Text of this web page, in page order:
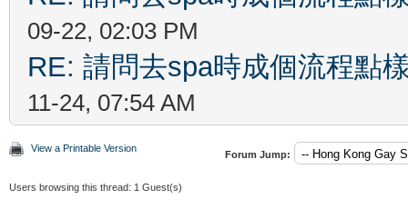
09-22, 02:03 PM
RE: 請問去spa時成個流程點
11-24, 07:54 AM
View a Printable Version
Forum Jump:
Users browsing this thread: 1 Guest(s)